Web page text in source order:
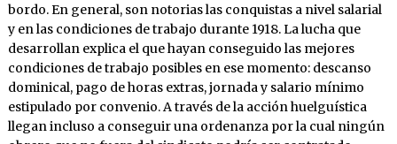
bordo. En general, son notorias las conquistas a nivel salarial
y en las condiciones de trabajo durante 1918. La lucha que
desarrollan explica el que hayan conseguido las mejores
condiciones de trabajo posibles en ese momento: descanso
dominical, pago de horas extras, jornada y salario mínimo
estipulado por convenio. A través de la acción huelguística
llegan incluso a conseguir una ordenanza por la cual ningún